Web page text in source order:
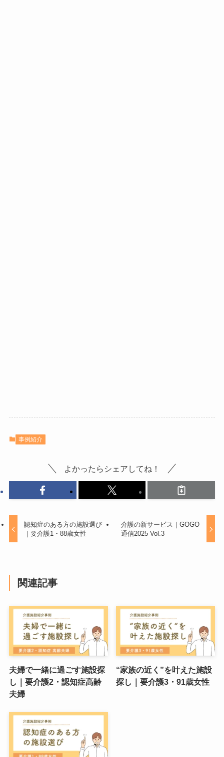
事例紹介
よかったらシェアしてね！
認知症のある方の施設選び
｜要介護1・88歳女性
介護の新サービス｜GOGO
通信2025 Vol.3
関連記事
夫婦で一緒に過ごす施設探
し｜要介護2・認知症高齢
夫婦
“家族の近く”を叶えた施設
探し｜要介護3・91歳女性